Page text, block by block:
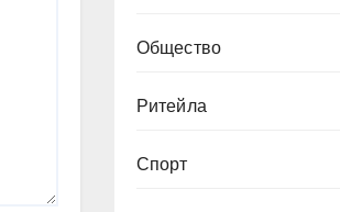
Общество
Ритейла
Спорт